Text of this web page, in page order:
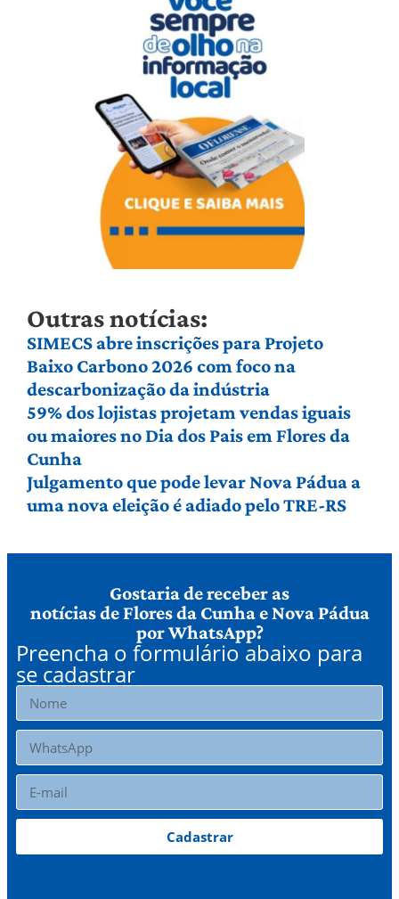
Outras notícias:
SIMECS abre inscrições para Projeto
Baixo Carbono 2026 com foco na
descarbonização da indústria
59% dos lojistas projetam vendas iguais
ou maiores no Dia dos Pais em Flores da
Cunha
Julgamento que pode levar Nova Pádua a
uma nova eleição é adiado pelo TRE-RS
Gostaria de receber as
notícias de Flores da Cunha e Nova Pádua
por WhatsApp?
Preencha o formulário abaixo para
se cadastrar
Cadastrar